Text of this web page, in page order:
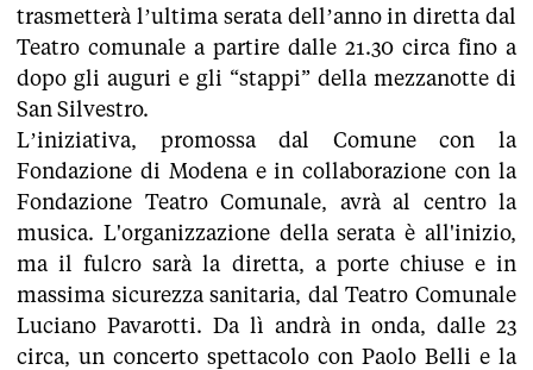
trasmetterà l’ultima serata dell’anno in diretta dal
Teatro comunale a partire dalle 21.30 circa fino a
dopo gli auguri e gli “stappi” della mezzanotte di
San Silvestro.
L’iniziativa, promossa dal Comune con la
Fondazione di Modena e in collaborazione con la
Fondazione Teatro Comunale, avrà al centro la
musica. L'organizzazione della serata è all'inizio,
ma il fulcro sarà la diretta, a porte chiuse e in
massima sicurezza sanitaria, dal Teatro Comunale
Luciano Pavarotti. Da lì andrà in onda, dalle 23
circa, un concerto spettacolo con Paolo Belli e la